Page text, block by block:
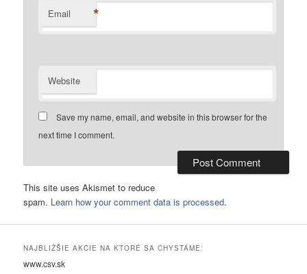
Email *
Website
Save my name, email, and website in this browser for the
next time I comment.
This site uses Akismet to reduce
spam. Learn how your comment data is processed.
NAJBLIŽŠIE AKCIE NA KTORÉ SA CHYSTÁME:
www.csv.sk